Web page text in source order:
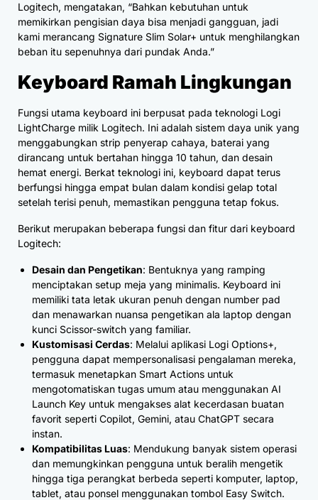
Logitech, mengatakan, “Bahkan kebutuhan untuk
memikirkan pengisian daya bisa menjadi gangguan, jadi
kami merancang Signature Slim Solar+ untuk menghilangkan
beban itu sepenuhnya dari pundak Anda.”
Keyboard Ramah Lingkungan
Fungsi utama keyboard ini berpusat pada teknologi Logi
LightCharge milik Logitech. Ini adalah sistem daya unik yang
menggabungkan strip penyerap cahaya, baterai yang
dirancang untuk bertahan hingga 10 tahun, dan desain
hemat energi. Berkat teknologi ini, keyboard dapat terus
berfungsi hingga empat bulan dalam kondisi gelap total
setelah terisi penuh, memastikan pengguna tetap fokus.
Berikut merupakan beberapa fungsi dan fitur dari keyboard
Logitech:
Desain dan Pengetikan: Bentuknya yang ramping
menciptakan setup meja yang minimalis. Keyboard ini
memiliki tata letak ukuran penuh dengan number pad
dan menawarkan nuansa pengetikan ala laptop dengan
kunci Scissor-switch yang familiar.
Kustomisasi Cerdas: Melalui aplikasi Logi Options+,
pengguna dapat mempersonalisasi pengalaman mereka,
termasuk menetapkan Smart Actions untuk
mengotomatiskan tugas umum atau menggunakan AI
Launch Key untuk mengakses alat kecerdasan buatan
favorit seperti Copilot, Gemini, atau ChatGPT secara
instan.
Kompatibilitas Luas: Mendukung banyak sistem operasi
dan memungkinkan pengguna untuk beralih mengetik
hingga tiga perangkat berbeda seperti komputer, laptop,
tablet, atau ponsel menggunakan tombol Easy Switch.